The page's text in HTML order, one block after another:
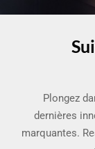
Plongez
dernières
marquantes.